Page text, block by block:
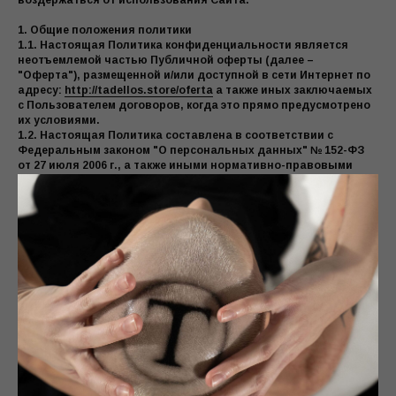
1. Общие положения политики
1.1. Настоящая Политика конфиденциальности является
неотъемлемой частью Публичной оферты (далее –
"Оферта"), размещенной и/или доступной в сети Интернет по
адресу: http://tadellos.store/oferta а также иных заключаемых
с Пользователем договоров, когда это прямо предусмотрено
их условиями.
1.2. Настоящая Политика составлена в соответствии с
Федеральным законом "О персональных данных" № 152-ФЗ
от 27 июля 2006 г., а также иными нормативно-правовыми
актами Российской Федерации в области защиты и обработки
персональных данных и действует в отношении всех
персональных данных, которые Оператор может получить от
Пользователя, являющегося стороной по гражданско-
правовому договору.
1.3. Оператор имеет право вносить изменения в настоящую
Политику. При внесении изменений в заголовке Политики
указывается дата последнего обновления редакции. Новая
редакция Политики вступает в силу с момента ее размещения
на сайте, если иное не предусмотрено новой редакцией
Политики.
1.4. К настоящей Политике, включая толкование ее положений
и порядок принятия, исполнения, изменения и прекращения,
подлежит применению законодательство Российской
Федерации.